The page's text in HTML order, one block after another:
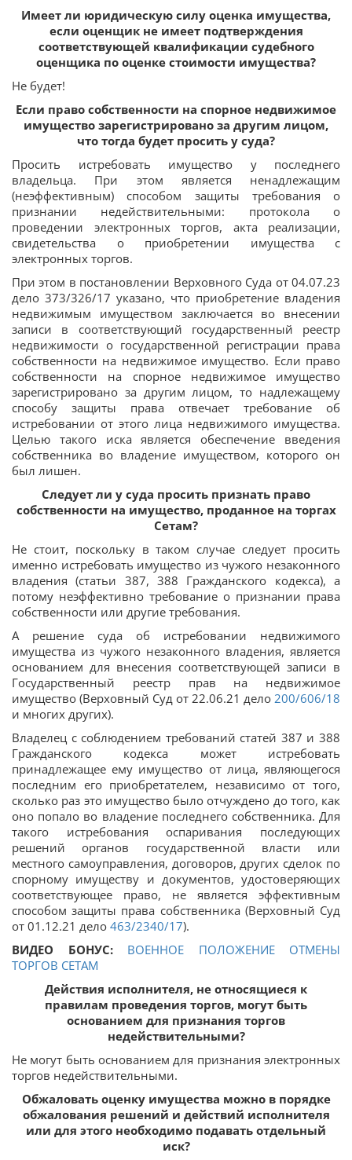
Имеет ли юридическую силу оценка имущества,
если оценщик не имеет подтверждения
соответствующей квалификации судебного
оценщика по оценке стоимости имущества?
Не будет!
Если право собственности на спорное недвижимое
имущество зарегистрировано за другим лицом,
что тогда будет просить у суда?
Просить истребовать имущество у последнего
владельца. При этом является ненадлежащим
(неэффективным) способом защиты требования о
признании недействительными: протокола о
проведении электронных торгов, акта реализации,
свидетельства о приобретении имущества с
электронных торгов.
При этом в постановлении Верховного Суда от 04.07.23
дело 373/326/17 указано, что приобретение владения
недвижимым имуществом заключается во внесении
записи в соответствующий государственный реестр
недвижимости о государственной регистрации права
собственности на недвижимое имущество. Если право
собственности на спорное недвижимое имущество
зарегистрировано за другим лицом, то надлежащему
способу защиты права отвечает требование об
истребовании от этого лица недвижимого имущества.
Целью такого иска является обеспечение введения
собственника во владение имуществом, которого он
был лишен.
Следует ли у суда просить признать право
собственности на имущество, проданное на торгах
Сетам?
Не стоит, поскольку в таком случае следует просить
именно истребовать имущество из чужого незаконного
владения (статьи 387, 388 Гражданского кодекса), а
потому неэффективно требование о признании права
собственности или другие требования.
А решение суда об истребовании недвижимого
имущества из чужого незаконного владения, является
основанием для внесения соответствующей записи в
Государственный реестр прав на недвижимое
имущество (Верховный Суд от 22.06.21 дело 200/606/18
и многих других).
Владелец с соблюдением требований статей 387 и 388
Гражданского кодекса может истребовать
принадлежащее ему имущество от лица, являющегося
последним его приобретателем, независимо от того,
сколько раз это имущество было отчуждено до того, как
оно попало во владение последнего собственника. Для
такого истребования оспаривания последующих
решений органов государственной власти или
местного самоуправления, договоров, других сделок по
спорному имуществу и документов, удостоверяющих
соответствующее право, не является эффективным
способом защиты права собственника (Верховный Суд
от 01.12.21 дело 463/2340/17).
ВИДЕО БОНУС:ВОЕННОЕ ПОЛОЖЕНИЕ ОТМЕНЫ
ТОРГОВ СЕТАМ
Действия исполнителя, не относящиеся к
правилам проведения торгов, могут быть
основанием для признания торгов
недействительными?
Не могут быть основанием для признания электронных
торгов недействительными.
Обжаловать оценку имущества можно в порядке
обжалования решений и действий исполнителя
или для этого необходимо подавать отдельный
иск?